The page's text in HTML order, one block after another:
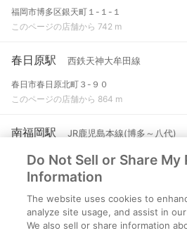
福岡市博多区銀天町１-１-１
このページの店舗から 742 m
春日原駅 西鉄天神大牟田線
春日市春日原北町３-９０
このページの店舗から 864 m
南福岡駅 JR鹿児島本線(博多～八代)
福岡市博多区寿町２丁目
このページの店舗から 973 m
春日駅 JR鹿児島本線(博多～八代)
春日市春日原北町
Do Not Sell or Share My
Information
The website uses cookies to
analyze site usage, and assist in
We also sell or share information